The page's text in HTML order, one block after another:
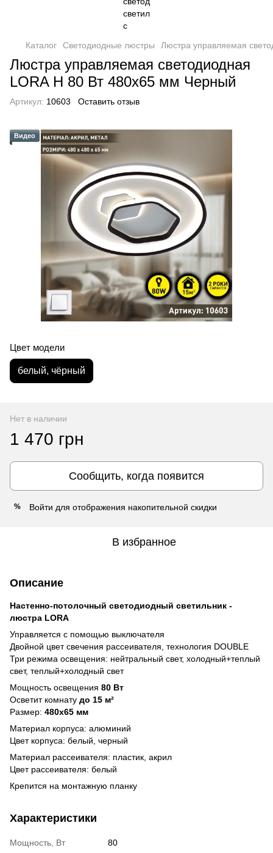
Каталог Светодиодные люстры Люстра управляемая
Люстра управляемая светодиодная
LORA H 80 Вт 480x65 мм Черный
Артикул: 10603 Оставить отзыв
Видео
Цвет модели
белый, чёрный
Нет в наличии
1 470 грн
Сообщить, когда появится
% Войти для отображения накопительной скидки
В избранное
Описание
Настенно-потолочный светодиодный светильник -
люстра LORA
Управляется с помощью выключателя
Двойной цвет свечения рассеивателя, технология DOUBLE
Три режима освещения: нейтральный свет, холодный+теплый
свет, теплый+холодный свет
Мощность освещения 80 Вт
Осветит комнату до 15 м²
Размер: 480x65 мм
Материал корпуса: алюминий
Цвет корпуса: белый, черный
Материал рассеивателя: пластик, акрил
Цвет рассеивателя: белый
Крепится на монтажную планку
Характеристики
Мощность, Вт
80